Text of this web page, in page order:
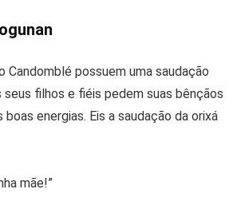
Candomblé possuem uma saudação
seus filhos e fiéis pedem suas bênçãos
energias. Eis a saudação da orixá
mãe!”